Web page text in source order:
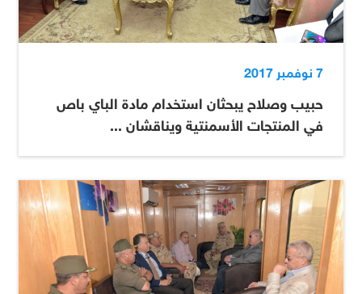
7 نوفمبر 2017
حبيب وصلاح يبحثان استخدام مادة الباي باص
في المنتجات الأسمنتية ويناقشان ...